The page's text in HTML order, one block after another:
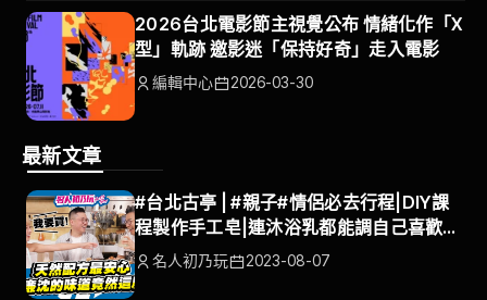
2026台北電影節主視覺公布 情緒化作「X
型」軌跡 邀影迷「保持好奇」走入電影
編輯中心 2026-03-30
最新文章
#台北古亭 | #親子#情侶必去行程|DIY課
程製作手工皂|連沐浴乳都能調自己喜歡的
香味 | 名人初乃玩 | 沈玉琳 | 巫苡萱
名人初乃玩 2023-08-07